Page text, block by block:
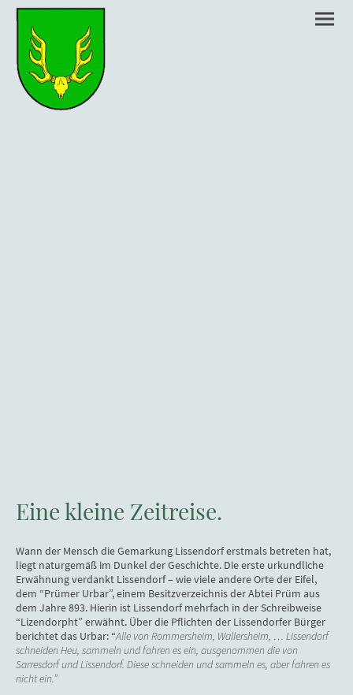
Eine kleine Zeitreise.
Wann der Mensch die Gemarkung Lissendorf erstmals betreten hat,
liegt naturgemäß im Dunkel der Geschichte. Die erste urkundliche
Erwähnung verdankt Lissendorf – wie viele andere Orte der Eifel,
dem “Prümer Urbar”, einem Besitzverzeichnis der Abtei Prüm aus
dem Jahre 893. Hierin ist Lissendorf mehrfach in der Schreibweise
“Lizendorpht” erwähnt. Über die Pflichten der Lissendorfer Bürger
berichtet das Urbar: “Alle von Rommersheim, Wallersheim, … Lissendorf
schneiden Heu, sammeln und fahren es ein, ausgenommen die von
Sarresdorf und Lissendorf. Diese schneiden und sammeln es, aber fahren es
nicht ein.”